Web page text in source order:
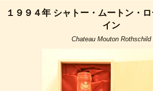
１９９４年 シャトー・ムートン・
イン
Chateau Mouton Rothschild